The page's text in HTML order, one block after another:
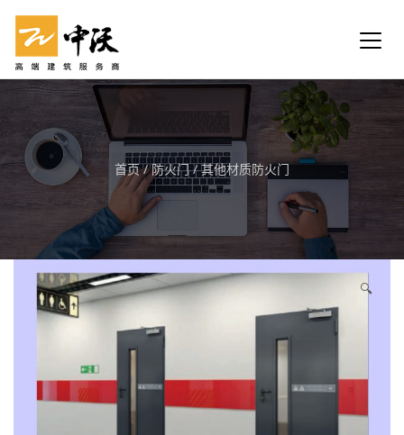
首页/防火门/其他材质防火门
🔍